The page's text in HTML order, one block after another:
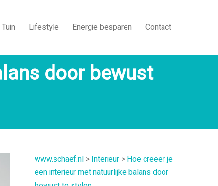
Tuin Lifestyle Energie besparen Contact
door bewust
www.schaef.nl > Interieur > Hoe creëer je
een interieur met natuurlijke balans door